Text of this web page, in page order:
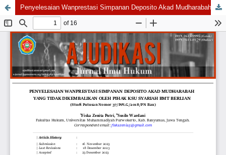
Penyelesaian Wanprestasi Simpanan Deposito Akad Mudharabah yang Tidak Dikembalikan oleh Pihak KSU Syariah BMT Berlian